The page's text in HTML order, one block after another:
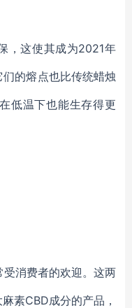
，这使其成为2021年
的熔点也比传统蜡烛
低温下也能生存得更
消费者的欢迎。这两
素CBD成分的产品，